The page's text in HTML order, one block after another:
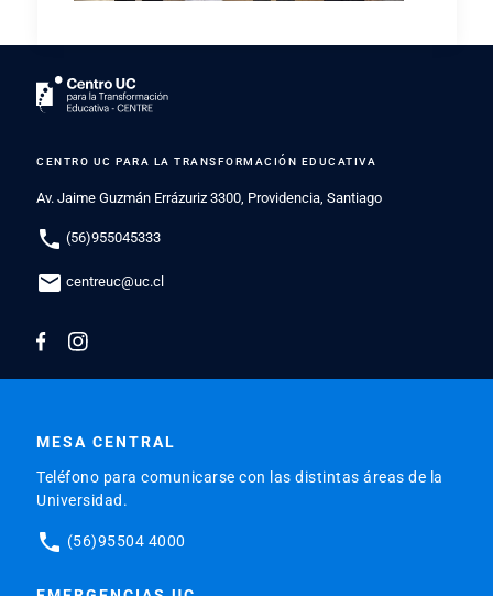
CENTRO UC PARA LA TRANSFORMACIÓN EDUCATIVA
Av. Jaime Guzmán Errázuriz 3300, Providencia, Santiago
phone (56)955045333
mail centreuc@uc.cl
MESA CENTRAL
Teléfono para comunicarse con las distintas áreas de la
Universidad.
phone (56)95504 4000